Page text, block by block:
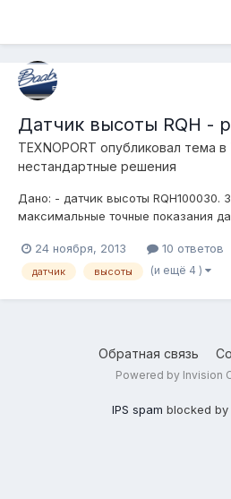
Датчик высоты RQH -
TEXNOPORT опубликовал тема в
нестандартные решения
Дано: - датчик высоты RQH100030.
максимальные точные показания
данного датчика есть один
велико по отношению к длине
24 ноября, 2013 10 ответов
датчик высоты (и ещё 4 )
Обратная связь
Powered by Invision
IPS spam blocked by